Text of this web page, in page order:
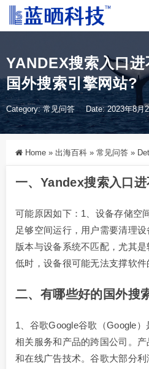
YANDEX搜索入口
国外搜索引擎网站?
Category:常见问答 Date: 2023年8月
Home » 出海百科 » 常见问答 »
一、yandex搜索入口进
可能原因如下：1、设备存储空
足够空间运行，用户需要清理
版本与设备系统不匹配，尤其
低时，设备很可能无法支撑软
二、有哪些好的国外搜
1、谷歌Google谷歌（Google
相关服务和产品的跨国公司。
和在线广告技术。谷歌大部分